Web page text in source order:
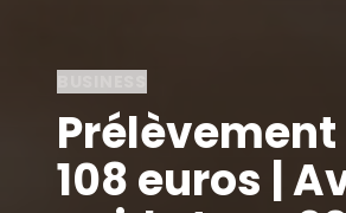
Prélèvement
108 euros |